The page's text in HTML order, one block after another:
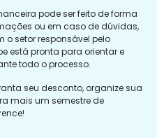
pode ser feito de forma
ou em caso de dúvidas,
o setor responsável pelo
está pronta para orientar e
todo o processo.
seu desconto, organize sua
mais um semestre de